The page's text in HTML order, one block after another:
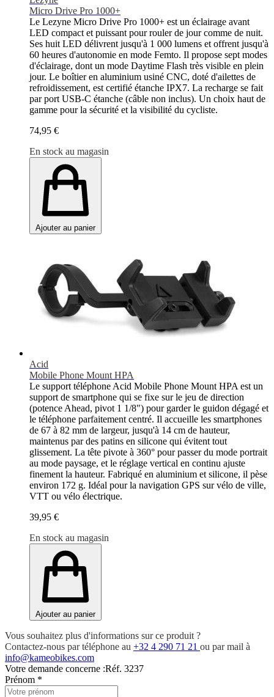
Micro Drive Pro 1000+
Le Lezyne Micro Drive Pro 1000+ est un éclairage avant
LED compact et puissant pour rouler de jour comme de nuit.
Ses huit LED délivrent jusqu'à 1 000 lumens et offrent jusqu'à
60 heures d'autonomie en mode Femto. Il propose sept modes
d'éclairage, dont un mode Daytime Flash très visible en plein
jour. Le boîtier en aluminium usiné CNC, doté d'ailettes de
refroidissement, est certifié étanche IPX7. La recharge se fait
par port USB-C étanche (câble non inclus). Un choix haut de
gamme pour la sécurité et la visibilité du cycliste.
74,95 €
En stock au magasin
Ajouter au panier
Acid
Mobile Phone Mount HPA
Le support téléphone Acid Mobile Phone Mount HPA est un
support de smartphone qui se fixe sur le jeu de direction
(potence Ahead, pivot 1 1/8") pour garder le guidon dégagé et
le téléphone parfaitement centré. Il accueille les smartphones
de 67 à 82 mm de largeur, jusqu'à 14 cm de hauteur,
maintenus par des patins en silicone qui évitent tout
glissement. La tête pivote à 360° pour passer du mode portrait
au mode paysage, et le réglage vertical en continu ajuste
finement la hauteur. Fabriqué en aluminium et silicone, il pèse
environ 172 g. Idéal pour la navigation GPS sur vélo de ville,
VTT ou vélo électrique.
39,95 €
En stock au magasin
Ajouter au panier
Vous souhaitez plus d'informations sur ce produit ?
Contactez-nous par téléphone au +32 4 290 71 21 ou par mail à
info@kameobikes.com
Votre demande concerne :Réf. 3237
Prénom *